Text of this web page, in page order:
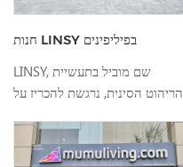
טובים יותר".... חנות LINSY בפיליפינים
LINSY, שם מוביל בתעשיית
הריהוט הסינית, נרגשת להכריז על
רהיטים בולט בפיליפינים. שיתוף
הפעולה הזה מסמן את ההתרחבות